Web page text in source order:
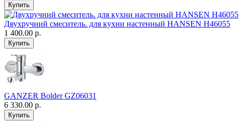
Двухручний смеситель. для кухни настенный HANSEN H46055
1 400.00 р.
GANZER Bolder GZ06031
6 330.00 р.